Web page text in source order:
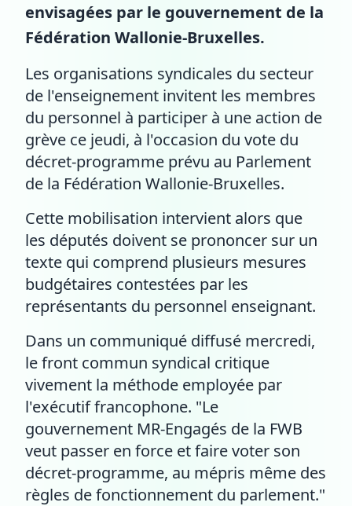
envisagées par le gouvernement de la
Fédération Wallonie-Bruxelles.
Les organisations syndicales du secteur
de l'enseignement invitent les membres
du personnel à participer à une action de
grève ce jeudi, à l'occasion du vote du
décret-programme prévu au Parlement
de la Fédération Wallonie-Bruxelles.
Cette mobilisation intervient alors que
les députés doivent se prononcer sur un
texte qui comprend plusieurs mesures
budgétaires contestées par les
représentants du personnel enseignant.
Dans un communiqué diffusé mercredi,
le front commun syndical critique
vivement la méthode employée par
l'exécutif francophone. "Le
gouvernement MR-Engagés de la FWB
veut passer en force et faire voter son
décret-programme, au mépris même des
règles de fonctionnement du parlement."